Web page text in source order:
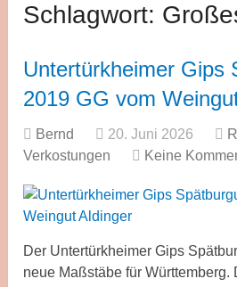
Schlagwort:
Untertürkheimer Gips
2019 GG vom
Bernd 20. Juni 2026
Verkostungen
Keine
Der Untertürkheimer Gips
neue Maßstäbe für Württemberg.